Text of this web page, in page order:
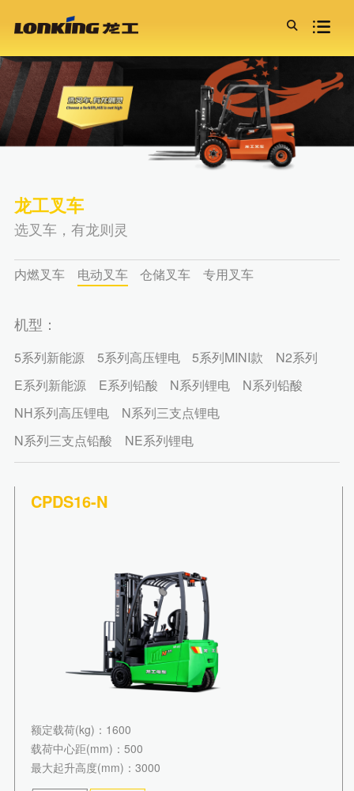

龙工控股
公司荣誉
龙工文化
龙工历程
园区风采
组织架构
新闻活动
公司公告
精彩活动
龙工在现场
效率推动未来
装载机
电动装载机
30/50系列燃油装载机
60/70系列燃油装载机
特殊产品
挖掘机
效率王PRO系列
超越者系列
多样化产品
内燃叉车
电动叉车
仓储叉车
专用叉车
压路机
机械驱动单钢轮振动
全液压单钢轮振动
滑移装载机
招标信息
双赢论·资源论·投资论
服务支持
代理商查询
金融服务
全权委托 信赖是金
投资者关系
联交所报告
董事会成员
投资者联系人
宪章文件
企业管治
龙工叉车
选叉车，有龙则灵
内燃叉车 电动叉车 仓储叉车 专用叉车
机型：
5系列新能源 5系列高压锂电 5系列MINI款
N2系列
E系列新能源
E系列铅酸 N系列锂电
N系列铅酸
NH系列高压锂电
N系列三支点锂电
N系列三支点铅酸
NE系列锂电
CPDS16-N
额定载荷(kg) ：1600
载荷中心距(mm) ：500
最大起升高度(mm) ：3000